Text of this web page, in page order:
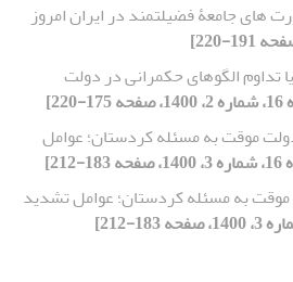
های جامعۀ فضیلتمند در ایران امروز
تداوم الگوهای حکمرانی در دولت
موقت به مسئله کردستان؛ عوامل
212]
به مسئله کردستان؛ عوامل تشدید